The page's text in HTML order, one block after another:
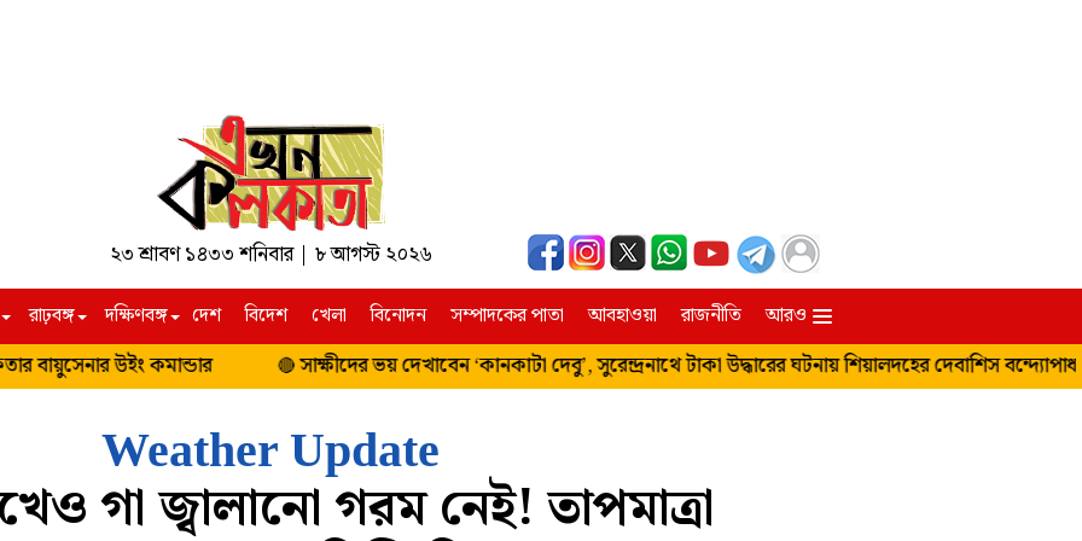
২৩ শ্রাবণ ১৪৩৩ শনিবার | ৮ আগস্ট ২০২৬
রাঢ়বঙ্গ দক্ষিণবঙ্গ দেশ বিদেশ খেলা বিনোদন সম্পাদকের পাতা আবহাওয়া রাজনীতি আরও
উইং কমান্ডার সাক্ষীদের ভয় দেখাবেন ‘কানকাটা দেবু’, সুরেন্দ্রনাথে টাকা উদ্ধারের ঘটনায় শিয়ালদহের দেবাশিস
দক্ষিণবঙ্গ
পশ্চিম বর্ধমান
বীরভূম
বাঁকুড়া
পুরুলিয়া
ঝাড়গ্রাম
উত্তরবঙ্গ
আলিপুরদুয়ার
উত্তর দিনাজপুর
দক্ষিণ দিনাজপুর
মালদহ
রাঢ়বঙ্গ
নদিয়া
উত্তর ও দক্ষিণ ২৪ পরগনা
পূর্ব ও পশ্চিম মেদিনীপুর
Weather Update
গা জ্বালানো গরম নেই! তাপমাত্রা